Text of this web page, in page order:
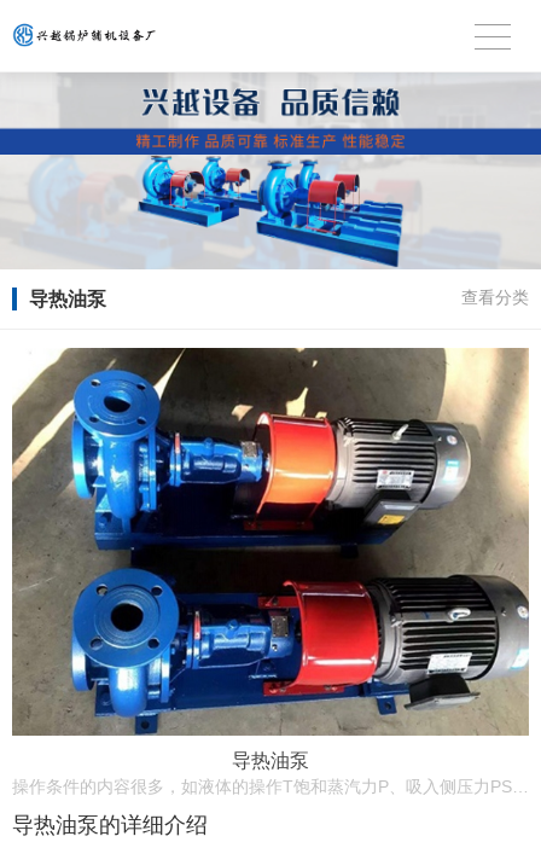
导热油泵 查看分类
导热油泵
操作条件的内容很多，如液体的操作T饱和蒸汽力P、吸入侧压力PS、排出侧容器压力PZ、海拔高度、环境温度操作是间隙的还是连续的、导热油泵的位置是固定的还是可移的。
导热油泵的详细介绍